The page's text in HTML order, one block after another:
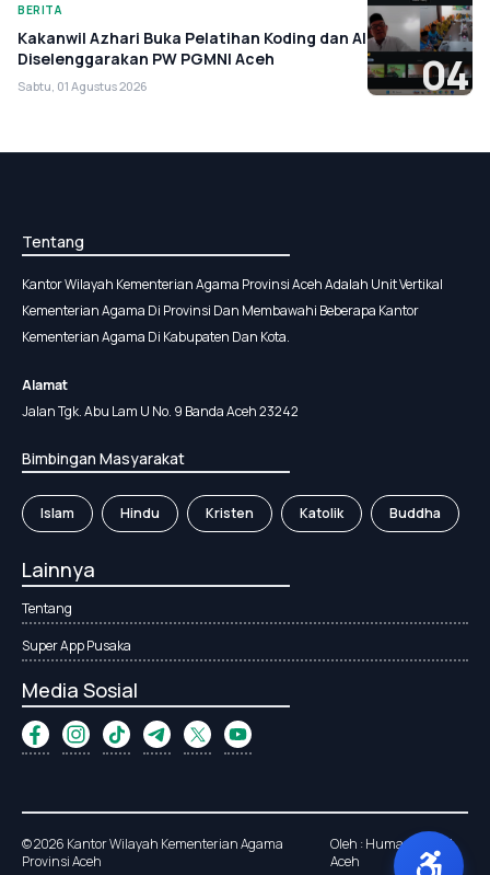
BERITA
Kakanwil Azhari Buka Pelatihan Koding dan AI
Diselenggarakan PW PGMNI Aceh
Sabtu, 01 Agustus 2026 04
Tentang
Kantor Wilayah Kementerian Agama Provinsi Aceh Adalah Unit Vertikal
Kementerian Agama Di Provinsi Dan Membawahi Beberapa Kantor
Kementerian Agama Di Kabupaten Dan Kota.
Alamat
Jalan Tgk. Abu Lam U No. 9 Banda Aceh 23242
Bimbingan Masyarakat
Islam Hindu Kristen Katolik Buddha
Lainnya
Tentang
Super App Pusaka
Media Sosial
© 2026 Kantor Wilayah Kementerian Agama
Provinsi Aceh
Oleh : Humas Kanwil
Aceh